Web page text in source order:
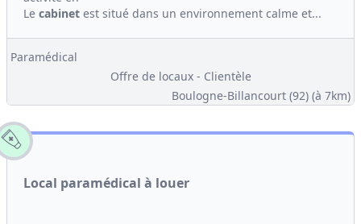
Le cabinet est situé dans un environnement calme et...
Paramédical
Offre de locaux - Clientèle
Boulogne-Billancourt (92) (à 7km)
Local paramédical à louer